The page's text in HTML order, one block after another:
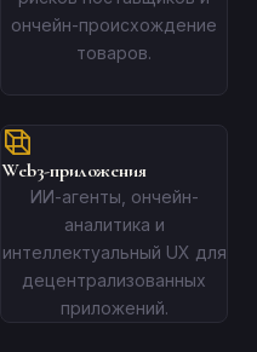
ончейн-происхождение
товаров.
Web3-приложения
ИИ-агенты, ончейн-
аналитика и
интеллектуальный UX для
децентрализованных
приложений.